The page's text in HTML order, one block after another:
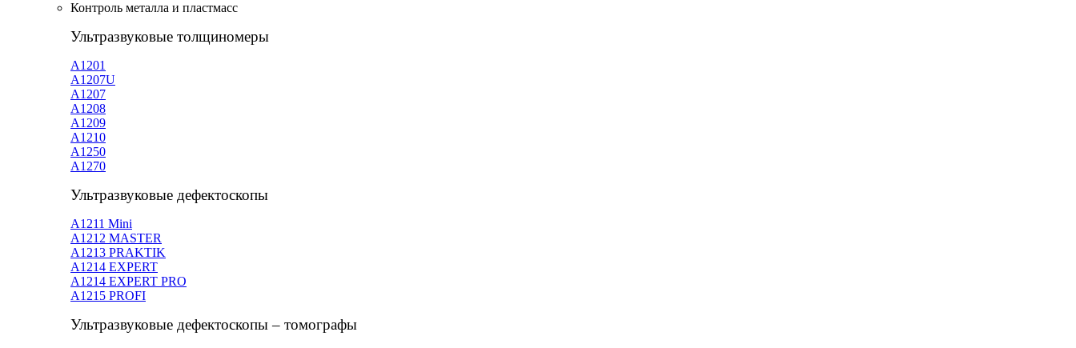
Контроль металла и пластмасс
Ультразвуковые толщиномеры
A1201
А1207U
А1207
А1208
А1209
А1210
А1250
А1270
Ультразвуковые дефектоскопы
А1211 Mini
А1212 MASTER
A1213 PRAKTIK
А1214 EXPERT
А1214 EXPERT PRO
A1215 PROFI
Ультразвуковые дефектоскопы – томографы